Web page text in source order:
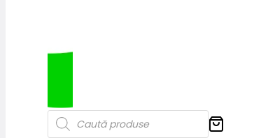
Products
search